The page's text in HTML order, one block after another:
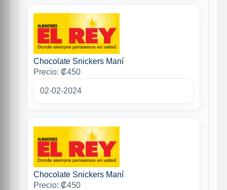
Chocolate Snickers Maní
Precio: ₡450
02-02-2024
Chocolate Snickers Maní
Precio: ₡450